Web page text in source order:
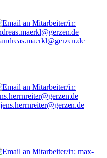
andreas.maerkl@gerzen.de
jens.herrnreiter@gerzen.de